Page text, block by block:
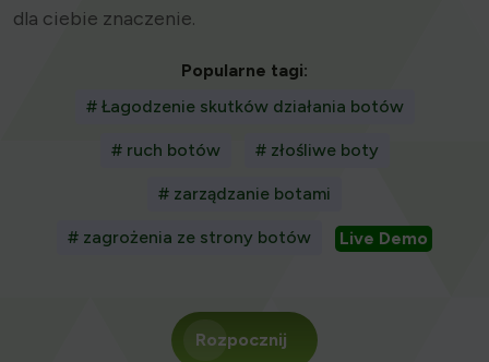
dla ciebie znaczenie.
Popularne tagi:
# Łagodzenie skutków działania botów
# ruch botów # złośliwe boty
# zarządzanie botami
# zagrożenia ze strony botów Live Demo
Rozpocznij